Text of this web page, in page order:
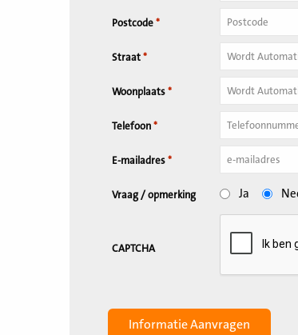
Postcode *
Straat *
Woonplaats *
Telefoon *
E-mailadres *
Vraag / opmerking Ja
CAPTCHA